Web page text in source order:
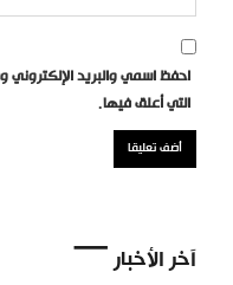
احفظ اسمي والبريد
التي أعلق فيها.
آخر الأخبار